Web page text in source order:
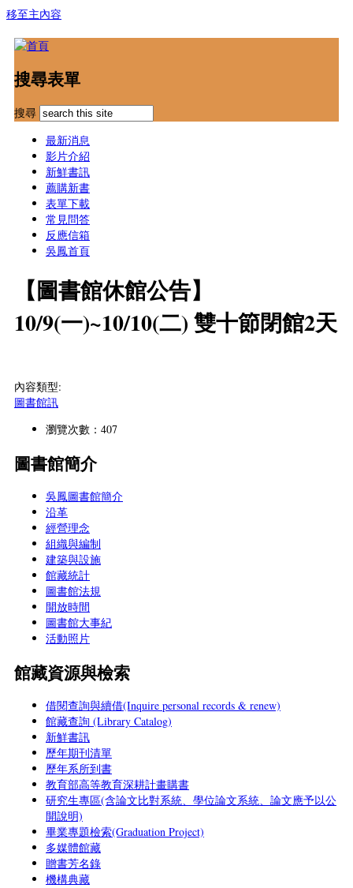
移至主內容
搜尋表單
搜尋
最新消息
影片介紹
新鮮書訊
薦購新書
表單下載
常見問答
反應信箱
吳鳳首頁
【圖書館休館公告】
10/9(一)~10/10(二) 雙十節閉館2天
內容類型:
圖書館訊
瀏覽次數：407
圖書館簡介
吳鳳圖書館簡介
沿革
經營理念
組織與編制
建築與設施
館藏統計
圖書館法規
開放時間
圖書館大事紀
活動照片
館藏資源與檢索
借閱查詢與續借(Inquire personal records & renew)
館藏查詢 (Library Catalog)
新鮮書訊
歷年期刊清單
歷年系所到書
教育部高等教育深耕計畫購書
研究生專區(含論文比對系統、學位論文系統、論文應予以公
開說明)
畢業專題檢索(Graduation Project)
多媒體館藏
贈書芳名錄
機構典藏